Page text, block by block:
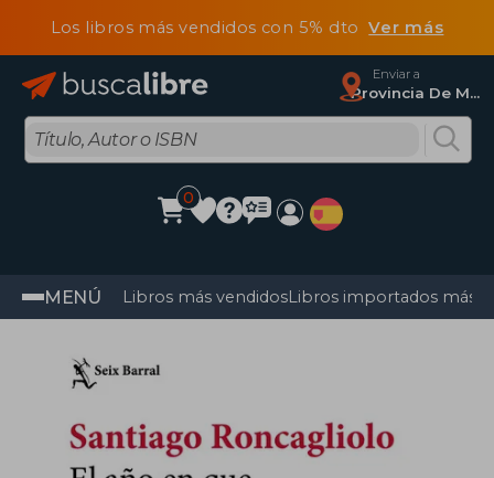
Los libros más vendidos con 5% dtoVer más
Enviar a
Provincia De Madrid
0
MENÚ Libros más vendidosLibros importados más